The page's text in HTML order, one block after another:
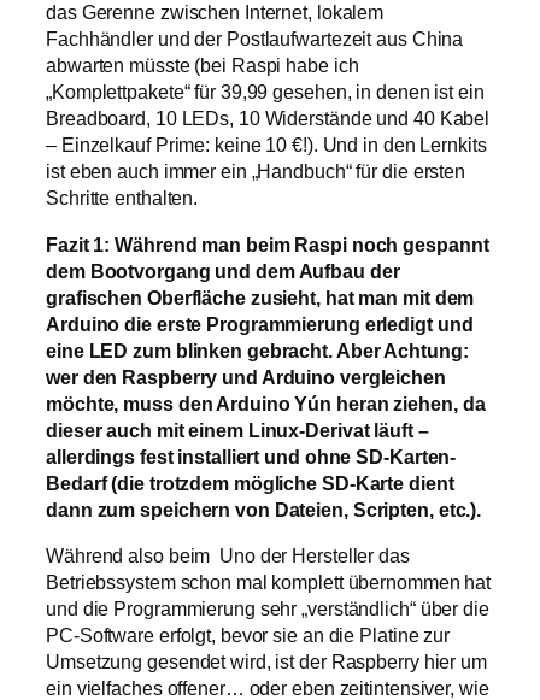
das Gerenne zwischen Internet, lokalem
Fachhändler und der Postlaufwartezeit aus China
abwarten müsste (bei Raspi habe ich
„Komplettpakete“ für 39,99 gesehen, in denen ist ein
Breadboard, 10 LEDs, 10 Widerstände und 40 Kabel
– Einzelkauf Prime: keine 10 €!). Und in den Lernkits
ist eben auch immer ein „Handbuch“ für die ersten
Schritte enthalten.
Fazit 1: Während man beim Raspi noch gespannt
dem Bootvorgang und dem Aufbau der
grafischen Oberfläche zusieht, hat man mit dem
Arduino die erste Programmierung erledigt und
eine LED zum blinken gebracht. Aber Achtung:
wer den Raspberry und Arduino vergleichen
möchte, muss den Arduino Yún heran ziehen, da
dieser auch mit einem Linux-Derivat läuft –
allerdings fest installiert und ohne SD-Karten-
Bedarf (die trotzdem mögliche SD-Karte dient
dann zum speichern von Dateien, Scripten, etc.).
Während also beim Uno der Hersteller das
Betriebssystem schon mal komplett übernommen hat
und die Programmierung sehr „verständlich“ über die
PC-Software erfolgt, bevor sie an die Platine zur
Umsetzung gesendet wird, ist der Raspberry hier um
ein vielfaches offener… oder eben zeitintensiver, wie